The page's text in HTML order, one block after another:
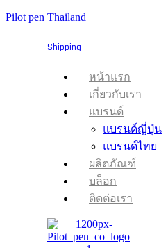
Pilot pen Thailand
Shipping
Menu
หน้าแรก
เกี่ยวกับเรา
แบรนด์
แบรนด์ญี่ปุ่น
แบรนด์ไทย
ผลิตภัณฑ์
บล็อก
ติดต่อเรา